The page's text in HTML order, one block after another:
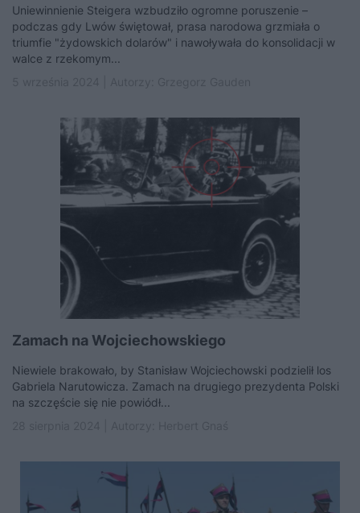
Uniewinnienie Steigera wzbudziło ogromne poruszenie –
podczas gdy Lwów świętował, prasa narodowa grzmiała o
triumfie "żydowskich dolarów" i nawoływała do konsolidacji w
walce z rzekomym...
Zamach na Wojciechowskiego
Niewiele brakowało, by Stanisław Wojciechowski podzielił los
Gabriela Narutowicza. Zamach na drugiego prezydenta Polski
na szczęście się nie powiódł...